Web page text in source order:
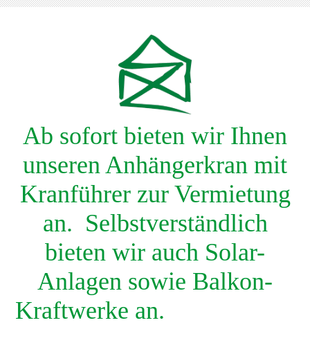
Ab sofort bieten wir Ihnen
unseren Anhängerkran mit
Kranführer zur Vermietung
an. Selbstverständlich
bieten wir auch Solar-
Anlagen sowie Balkon-
Kraftwerke an.